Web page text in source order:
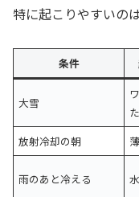
特に起こりやすいの
条件
大雪
放射冷却の朝
雨のあと冷える